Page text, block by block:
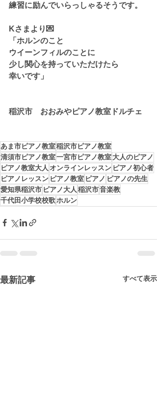
練習に励んでいらっしゃるそうです。
Kさまより💌
「ホルンのこと
ウイーンフィルのことに
少し関心を持っていただけたら
幸いです」
稲沢市　おおみやピアノ教室ドルチェ
あま市ピアノ教室稲沢市ピアノ教室
清須市ピアノ教室一宮市ピアノ教室大人のピアノ
ピアノ教室大人 オンラインレッスン ピアノ初心者
ピアノレッスン ピアノ教室 ピアノ ピアノの先生
愛知県稲沢市 ピアノ大人 稲沢市音楽教
千代田小学校校歌ホルン
最新記事 すべて表示